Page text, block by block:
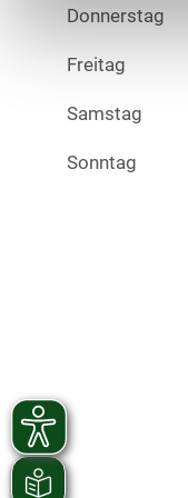
Donnerstag
Freitag
Samstag
Sonntag